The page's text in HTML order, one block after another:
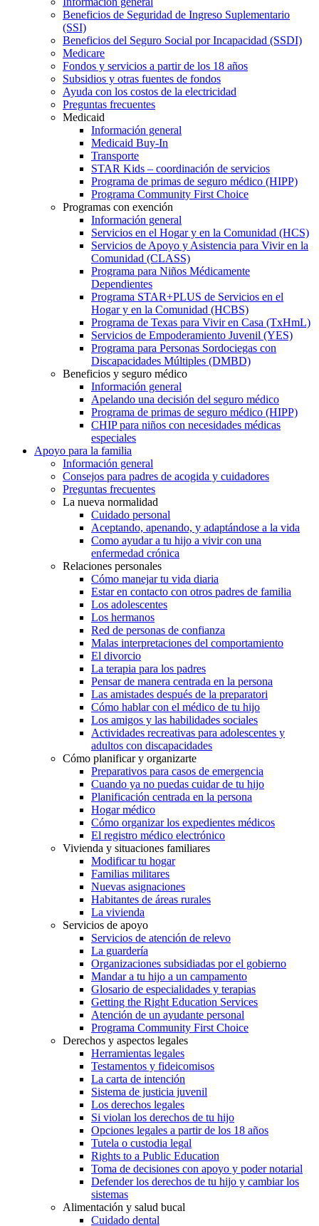
Beneficios de Seguridad de Ingreso Suplementario
(SSI)
Beneficios del Seguro Social por Incapacidad (SSDI)
Medicare
Fondos y servicios a partir de los 18 años
Subsidios y otras fuentes de fondos
Ayuda con los costos de la electricidad
Preguntas frecuentes
Medicaid
Información general
Medicaid Buy-In
Transporte
STAR Kids – coordinación de servicios
Programa de primas de seguro médico (HIPP)
Programa Community First Choice
Programas con exención
Información general
Servicios en el Hogar y en la Comunidad (HCS)
Servicios de Apoyo y Asistencia para Vivir en la
Comunidad (CLASS)
Programa para Niños Médicamente
Dependientes
Programa STAR+PLUS de Servicios en el
Hogar y en la Comunidad (HCBS)
Programa de Texas para Vivir en Casa (TxHmL)
Servicios de Empoderamiento Juvenil (YES)
Programa para Personas Sordociegas con
Discapacidades Múltiples (DMBD)
Beneficios y seguro médico
Información general
Apelando una decisión del seguro médico
Programa de primas de seguro médico (HIPP)
CHIP para niños con necesidades médicas
especiales
Apoyo para la familia
Información general
Consejos para padres de acogida y cuidadores
Preguntas frecuentes
La nueva normalidad
Cuidado personal
Aceptando, apenando, y adaptándose a la vida
Como ayudar a tu hijo a vivir con una
enfermedad crónica
Relaciones personales
Cómo manejar tu vida diaria
Estar en contacto con otros padres de familia
Los adolescentes
Los hermanos
Red de personas de confianza
Malas interpretaciones del comportamiento
El divorcio
La terapia para los padres
Pensar de manera centrada en la persona
Las amistades después de la preparatori
Cómo hablar con el médico de tu hijo
Los amigos y las habilidades sociales
Actividades recreativas para adolescentes y
adultos con discapacidades
Cómo planificar y organizarte
Preparativos para casos de emergencia
Cuando ya no puedas cuidar de tu hijo
Planificación centrada en la persona
Hogar médico
Cómo organizar los expedientes médicos
El registro médico electrónico
Vivienda y situaciones familiares
Modificar tu hogar
Familias militares
Nuevas asignaciones
Habitantes de áreas rurales
La vivienda
Servicios de apoyo
Servicios de atención de relevo
La guardería
Organizaciones subsidiadas por el gobierno
Mandar a tu hijo a un campamento
Glosario de especialidades y terapias
Getting the Right Education Services
Atención de un ayudante personal
Programa Community First Choice
Derechos y aspectos legales
Herramientas legales
Testamentos y fideicomisos
La carta de intención
Sistema de justicia juvenil
Los derechos legales
Si violan los derechos de tu hijo
Opciones legales a partir de los 18 años
Tutela o custodia legal
Rights to a Public Education
Toma de decisiones con apoyo y poder notarial
Defender los derechos de tu hijo y cambiar los
sistemas
Alimentación y salud bucal
Cuidado dental